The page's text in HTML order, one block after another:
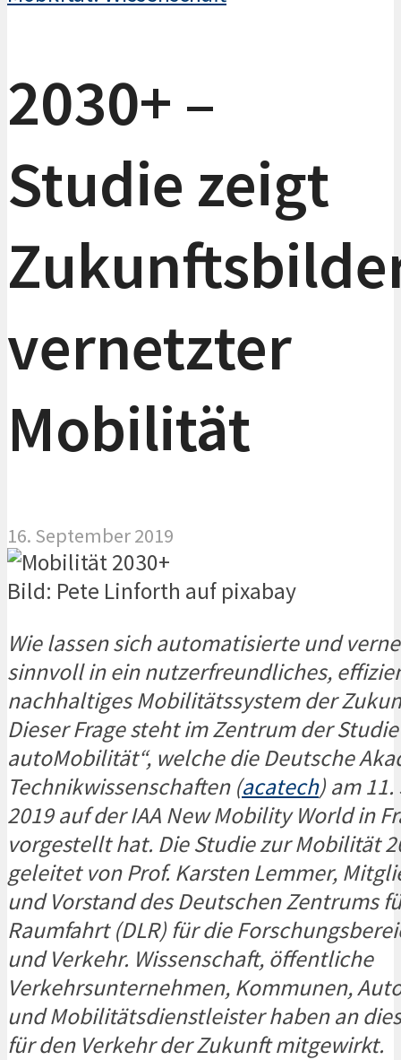
2030+ –
Studie zeigt
vernetzter
Mobilität
16. September 2019
Bild: Pete Linforth auf pixabay
Wie lassen sich automatisierte und
sinnvoll in ein nutzerfreundliches,
nachhaltiges Mobilitätssystem der
Dieser Frage steht im Zentrum der
autoMobilität“, welche die Deutsche
Technikwissenschaften (acatech) am
2019 auf der IAA New Mobility World in
vorgestellt hat. Die Studie zur Mobilität
geleitet von Prof. Karsten Lemmer,
und Vorstand des Deutschen Zentrums
Raumfahrt (DLR) für die
und Verkehr. Wissenschaft, öffentliche
Verkehrsunternehmen, Kommunen,
und Mobilitätsdienstleister haben an
für den Verkehr der Zukunft mitgewirkt.